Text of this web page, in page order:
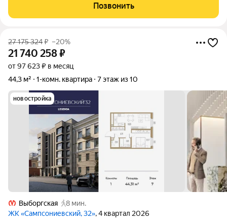
из самых престижных жилых комплексов города. Престижное
Позвонить
27 175 324₽ –20%
21 740 258₽
от 97 623 ₽ в месяц
44,3 м²
1-комн. квартира 7 этаж из 10
новостройка
Выборгская
8 мин.
ЖК «Сампсониевский, 32», 4 квартал 2026